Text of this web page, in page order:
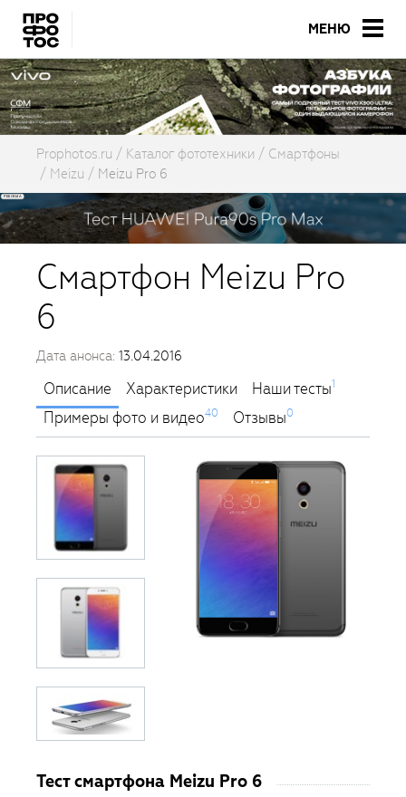
МЕНЮ
Prophotos.ru Каталог фототехники
Смартфоны
Meizu
Meizu Pro 6
Смартфон Meizu Pro
6
Дата анонса: 13.04.2016
Описание Характеристики Наши тесты1
Примеры фото и видео40 Отзывы0
Тест смартфона Meizu Pro 6